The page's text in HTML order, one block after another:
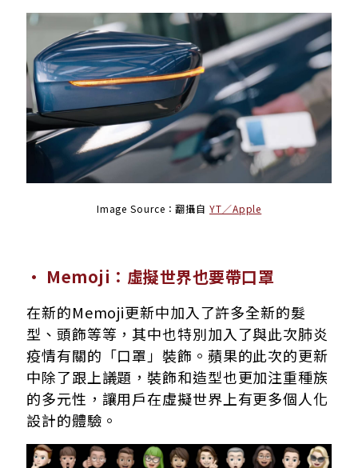
Image Source：翻攝自YT／Apple
· Memoji：虛擬世界也要帶口罩
在新的Memoji更新中加入了許多全新的髮
型、頭飾等等，其中也特別加入了與此次肺炎
疫情有關的「口罩」裝飾。蘋果的此次的更新
中除了跟上議題，裝飾和造型也更加注重種族
的多元性，讓用戶在虛擬世界上有更多個人化
設計的體驗。